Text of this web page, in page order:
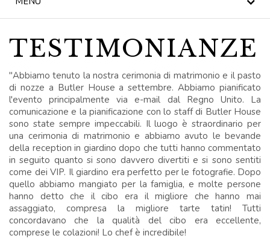
TÈ DEL POMERIGGIO
NOTIZIA
BLOG
KILKENNY CIVIC
TRUST
CELEBRAZIONI
MATRIMONI
OFFERTE SPECIALI
BUONI REGALO
TESTIMONIANZE
"Abbiamo tenuto la nostra cerimonia di matrimonio e il pasto
di nozze a Butler House a settembre. Abbiamo pianificato
l'evento principalmente via e-mail dal Regno Unito. La
comunicazione e la pianificazione con lo staff di Butler House
sono state sempre impeccabili. Il luogo è straordinario per
una cerimonia di matrimonio e abbiamo avuto le bevande
della reception in giardino dopo che tutti hanno commentato
in seguito quanto si sono davvero divertiti e si sono sentiti
come dei VIP. Il giardino era perfetto per le fotografie. Dopo
quello abbiamo mangiato per la famiglia, e molte persone
hanno detto che il cibo era il migliore che hanno mai
assaggiato, compresa la migliore tarte tatin! Tutti
concordavano che la qualità del cibo era eccellente,
comprese le colazioni! Lo chef è incredibile!